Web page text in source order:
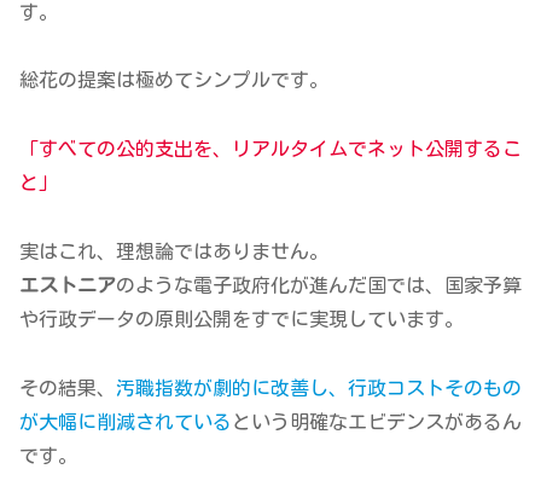
す。
総花の提案は極めてシンプルです。
「すべての公的支出を、リアルタイムでネット公開するこ
と」
実はこれ、理想論ではありません。
エストニアのような電子政府化が進んだ国では、国家予算
や行政データの原則公開をすでに実現しています。
その結果、 汚職指数が劇的に改善し、行政コストそのもの
が大幅に削減されている という明確なエビデンスがあるん
です。